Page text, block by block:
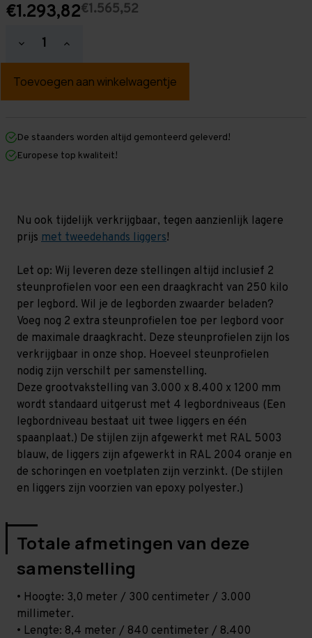
€1.293,82€1.565,52
Hoeveelheid
verlagen
Grootvakstelling
mm
mm
x
1.200
niveaus
GALVA
Hoeveelheid
verhogen
Grootvakstelling
mm
mm
1.200
niveaus
GALVA
De staanders worden altijd gemonteerd geleverd!
Europese top kwaliteit!
Nu ook tijdelijk verkrijgbaar, tegen aanzienlijk lagere
prijs met tweedehands liggers!
Let op: Wij leveren deze stellingen altijd inclusief 2
steunprofielen voor een een draagkracht van 250 kilo
per legbord. Wil je de legborden zwaarder beladen?
Voeg nog 2 extra steunprofielen toe per legbord voor
de maximale draagkracht. Deze steunprofielen zijn los
verkrijgbaar in onze shop. Hoeveel steunprofielen
nodig zijn verschilt per samenstelling.
Deze grootvakstelling van 3.000 x 8.400 x 1200 mm
wordt standaard uitgerust met 4 legbordniveaus (Een
legbordniveau bestaat uit twee liggers en één
spaanplaat.) De stijlen zijn afgewerkt met RAL 5003
blauw, de liggers zijn afgewerkt in RAL 2004 oranje en
de schoringen en voetplaten zijn verzinkt. (De stijlen
en liggers zijn voorzien van epoxy polyester.)
Totale afmetingen van deze
samenstelling
• Hoogte: 3,0 meter / 300 centimeter / 3.000
millimeter.
• Lengte: 8,4 meter / 840 centimeter / 8.400